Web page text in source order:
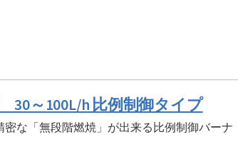
30～100L/h 比例制御タイプ
密な「無段階燃焼」が出来る比例制御バーナ